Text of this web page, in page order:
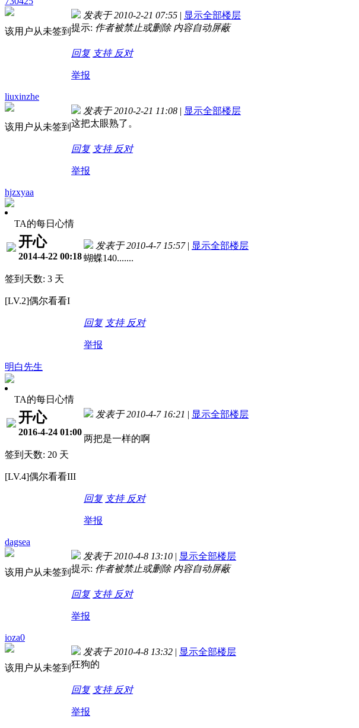
该用户从未签到
发表于 2010-2-21 07:55 | 显示全部楼层
提示: 作者被禁止或删除 内容自动屏蔽
回复 支持 反对
举报
liuxinzhe
该用户从未签到
发表于 2010-2-21 11:08 | 显示全部楼层
这把太眼熟了。
回复 支持 反对
举报
hjzxyaa
TA的每日心情
开心
2014-4-22 00:18
签到天数: 3 天
[LV.2]偶尔看看I
发表于 2010-4-7 15:57 | 显示全部楼层
蝴蝶140.......
回复 支持 反对
举报
明白先生
TA的每日心情
开心
2016-4-24 01:00
签到天数: 20 天
[LV.4]偶尔看看III
发表于 2010-4-7 16:21 | 显示全部楼层
两把是一样的啊
回复 支持 反对
举报
dagsea
该用户从未签到
发表于 2010-4-8 13:10 | 显示全部楼层
提示: 作者被禁止或删除 内容自动屏蔽
回复 支持 反对
举报
ioza0
该用户从未签到
发表于 2010-4-8 13:32 | 显示全部楼层
狂狗的
回复 支持 反对
举报